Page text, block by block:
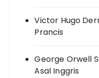
Victor Hugo
Prancis
George Orwell
Asal Inggris